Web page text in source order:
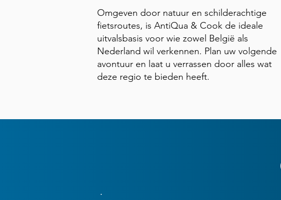
Omgeven door natuur en schilderachtige
fietsroutes, is AntiQua & Cook de ideale
uitvalsbasis voor wie zowel België als
Nederland wil verkennen. Plan uw volgende
avontuur en laat u verrassen door alles wat
deze regio te bieden heeft.